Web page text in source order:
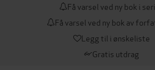
Få varsel ved ny bok i
Få varsel ved ny bok av
Legg til i ønskeliste
Gratis utdrag